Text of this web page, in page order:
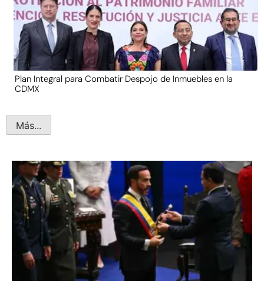
Plan Integral para Combatir Despojo de Inmuebles en la
CDMX
Más...